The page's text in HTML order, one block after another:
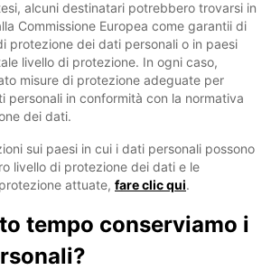
alcuni destinatari potrebbero trovarsi in
Commissione Europea come garantii di
protezione dei dati personali o in paesi
livello di protezione. In ogni caso,
misure di protezione adeguate per
personali in conformità con la normativa
dei dati.
sui paesi in cui i dati personali possono
livello di protezione dei dati e le
attuate, fare clic qui.
tempo conserviamo i